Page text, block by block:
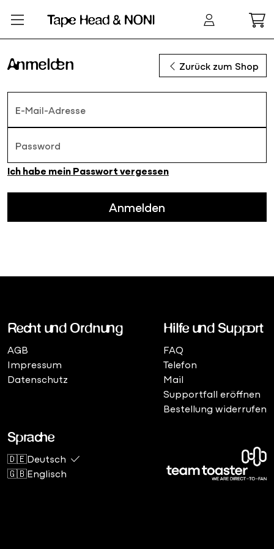
Anmelden Zurück zum Shop
E-Mail-Adresse
Password
Ich habe mein Passwort vergessen
Anmelden
Recht und Ordnung
AGB
Impressum
Datenschutz
Hilfe und Support
FAQ
Telefon
Mail
Supportfall eröffnen
Bestellung widerrufen
Sprache
🇩🇪Deutsch
🇬🇧Englisch